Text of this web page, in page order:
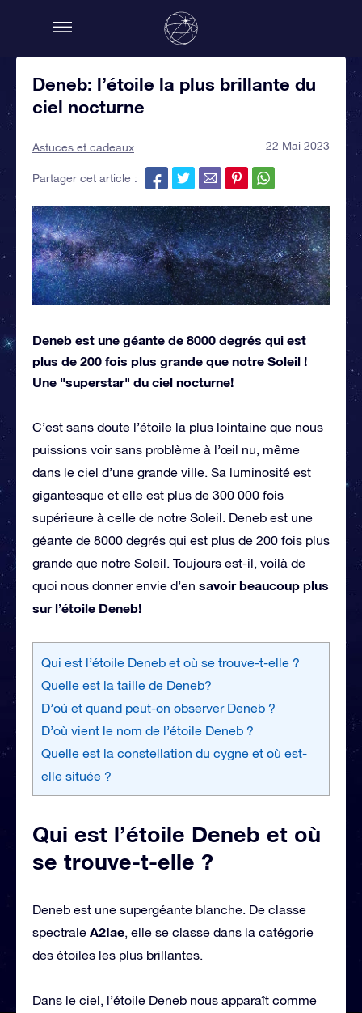
Deneb: l’étoile la plus brillante du
ciel nocturne
Astuces et cadeaux 22 Mai 2023
Partager cet article :
Deneb est une géante de 8000 degrés qui est
plus de 200 fois plus grande que notre Soleil !
Une "superstar" du ciel nocturne!
C’est sans doute l’étoile la plus lointaine que nous
puissions voir sans problème à l’œil nu, même
dans le ciel d’une grande ville. Sa luminosité est
gigantesque et elle est plus de 300 000 fois
supérieure à celle de notre Soleil. Deneb est une
géante de 8000 degrés qui est plus de 200 fois plus
grande que notre Soleil. Toujours est-il, voilà de
quoi nous donner envie d’en savoir beaucoup plus
sur l’étoile Deneb!
Qui est l’étoile Deneb et où se trouve-t-elle ?
Quelle est la taille de Deneb?
D’où et quand peut-on observer Deneb ?
D’où vient le nom de l’étoile Deneb ?
Quelle est la constellation du cygne et où est-
elle située ?
Qui est l’étoile Deneb et où
se trouve-t-elle ?
Deneb est une supergéante blanche. De classe
spectrale A2Iae, elle se classe dans la catégorie
des étoiles les plus brillantes.
Dans le ciel, l’étoile Deneb nous apparaît comme